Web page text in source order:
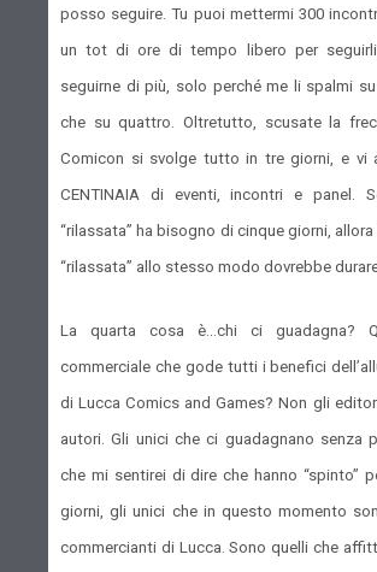
posso seguire. Tu puoi mettermi 300
un tot di ore di tempo libero per
seguirne di più, solo perché me li spalmi
che su quattro. Oltretutto, scusate la
Comicon si svolge tutto in tre giorni, e vi
CENTINAIA di eventi, incontri e panel.
“rilassata” ha bisogno di cinque giorni,
“rilassata” allo stesso modo dovrebbe
La quarta cosa è…chi ci guadagna?
commerciale che gode tutti i benefici
di Lucca Comics and Games? Non gli
autori. Gli unici che ci guadagnano senza
che mi sentirei di dire che hanno “spinto”
giorni, gli unici che in questo momento
commercianti di Lucca. Sono quelli che